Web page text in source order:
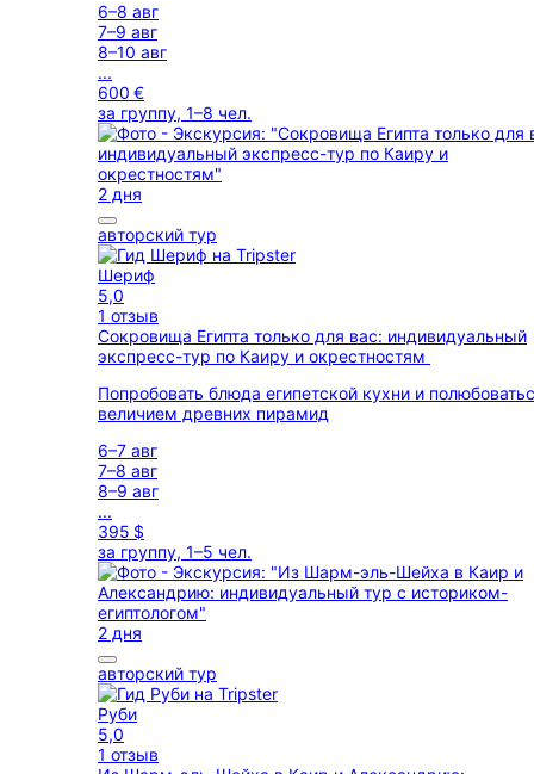
6–8 авг
7–9 авг
8–10 авг
...
600 €
за группу, 1–8 чел.
2 дня
авторский тур
Шериф
5,0
1 отзыв
Сокровища Египта только для вас: индивидуальный
экспресс-тур по Каиру и окрестностям
Попробовать блюда египетской кухни и
величием древних пирамид
6–7 авг
7–8 авг
8–9 авг
...
395 $
за группу, 1–5 чел.
2 дня
авторский тур
Руби
5,0
1 отзыв